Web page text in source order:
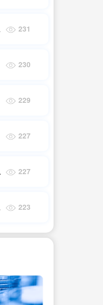
231
230
229
227
227
223